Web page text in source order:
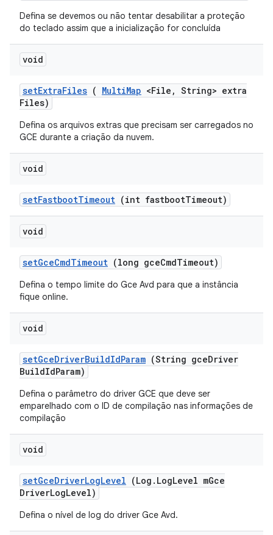
Defina se devemos ou não tentar desabilitar a proteção
do teclado assim que a inicialização for concluída
void
setExtraFiles ( MultiMap <File , String> extra
Files)
Defina os arquivos extras que precisam ser carregados no
GCE durante a criação da nuvem.
void
setFastbootTimeout (int fastbootTimeout)
void
setGceCmdTimeout (long gceCmdTimeout)
Defina o tempo limite do Gce Avd para que a instância
fique online.
void
setGceDriverBuildIdParam (String gceDriver
BuildIdParam)
Defina o parâmetro do driver GCE que deve ser
emparelhado com o ID de compilação nas informações de
compilação
void
setGceDriverLogLevel (Log . LogLevel mGce
DriverLogLevel)
Defina o nível de log do driver Gce Avd.